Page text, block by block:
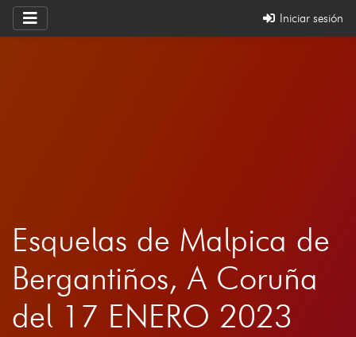
Iniciar sesión
Esquelas de Malpica de
Bergantiños, A Coruña
del 17 ENERO 2023